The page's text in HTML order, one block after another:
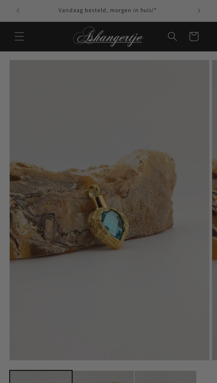
content
Vandaag besteld, morgen in huis!*
Winkelwagen